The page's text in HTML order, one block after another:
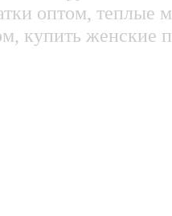
оптом, теплые
купить женские